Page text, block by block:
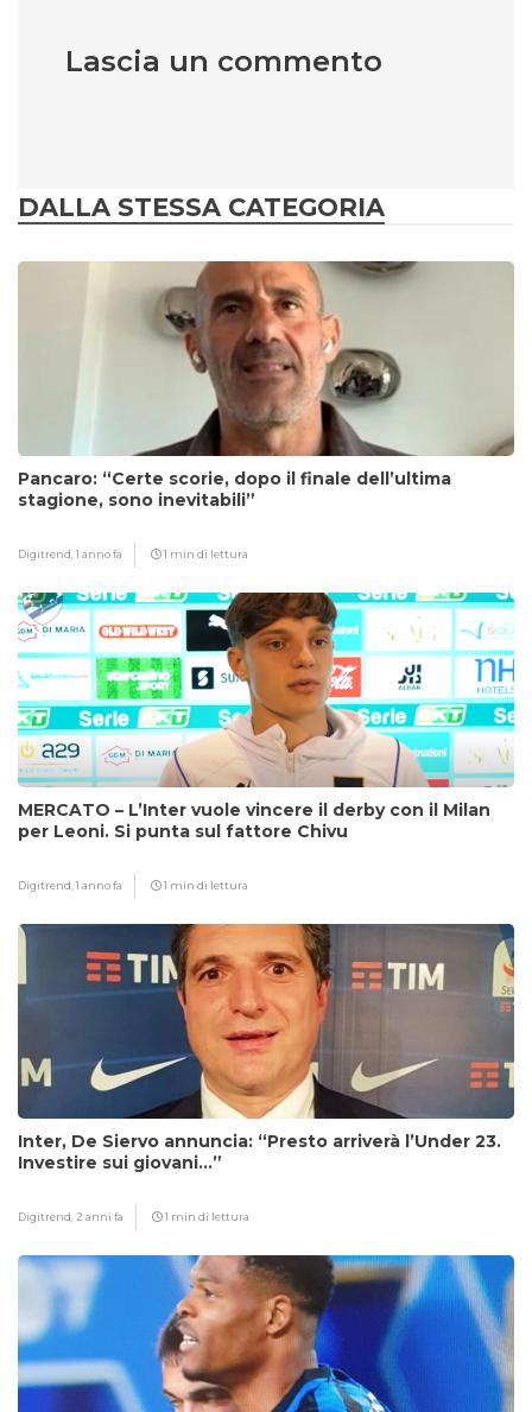
Lascia un commento
DALLA STESSA CATEGORIA
Pancaro: “Certe scorie, dopo il finale dell’ultima
stagione, sono inevitabili”
Digitrend,1 anno fa 1 min di lettura
MERCATO – L’Inter vuole vincere il derby con il Milan
per Leoni. Si punta sul fattore Chivu
Digitrend,1 anno fa 1 min di lettura
Inter, De Siervo annuncia: “Presto arriverà l’Under 23.
Investire sui giovani…”
Digitrend, 2 anni fa 1 min di lettura